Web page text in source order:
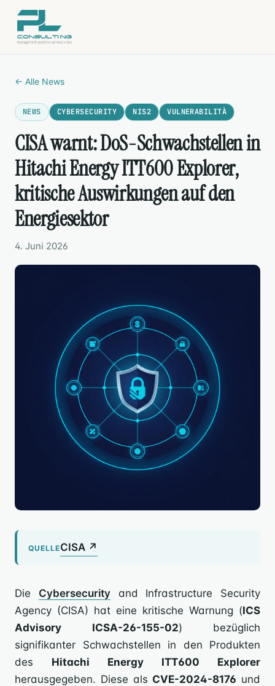
← Alle News
NEWS CYBERSECURITY NIS2 VULNERABILITÀ
CISA warnt: DoS-Schwachstellen in
Hitachi Energy ITT600 Explorer,
kritische Auswirkungen auf den
Energiesektor
4. Juni 2026
QUELLECISA ↗
Die Cybersecurityand Infrastructure Security
Agency (CISA) hat eine kritische Warnung (ICS
Advisory ICSA-26-155-02) bezüglich
signifikanter Schwachstellen in den Produkten
des Hitachi Energy ITT600 Explorer
herausgegeben. Diese als CVE-2024-8176 und